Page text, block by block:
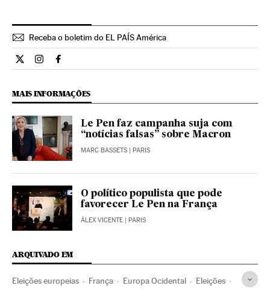
Receba o boletim do EL PAÍS América
Internacional El País Brasil en Twitter
Internacional El País Brasil en Instagram
Internacional El País Brasil en Facebook
MAIS INFORMAÇÕES
Le Pen faz campanha suja com
“notícias falsas” sobre Macron
MARC BASSETS | PARIS
O político populista que pode
favorecer Le Pen na França
ÁLEX VICENTE | PARIS
ARQUIVADO EM
Eleições europeias França Europa Ocidental Eleições